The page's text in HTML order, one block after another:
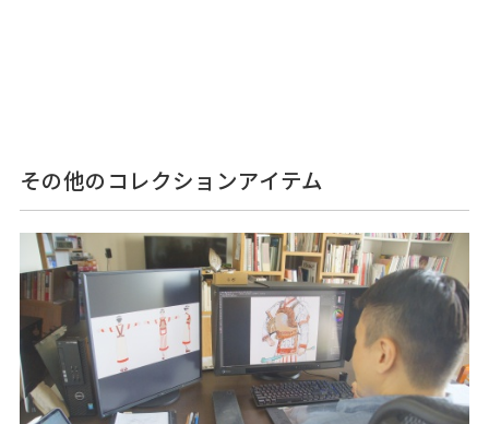
その他のコレクションアイテム